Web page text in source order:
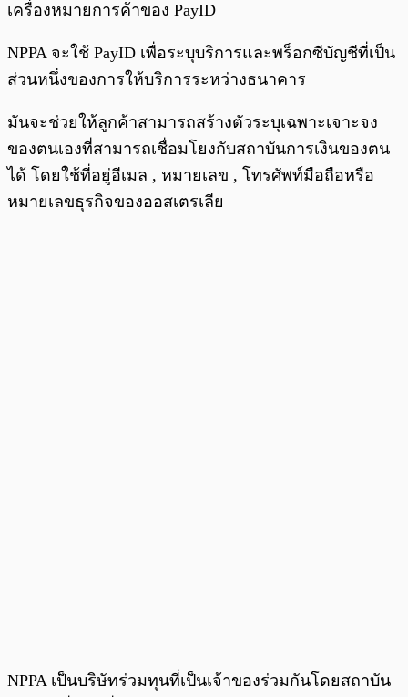
เครื่องหมายการค้าของ PayID
NPPA จะใช้ PayID เพื่อระบุบริการและพร็อกซีบัญชีที่เป็น
ส่วนหนึ่งของการให้บริการระหว่างธนาคาร
มันจะช่วยให้ลูกค้าสามารถสร้างตัวระบุเฉพาะเจาะจง
ของตนเองที่สามารถเชื่อมโยงกับสถาบันการเงินของตน
ได้ โดยใช้ที่อยู่อีเมล , หมายเลข , โทรศัพท์มือถือหรือ
หมายเลขธุรกิจของออสเตรเลีย
NPPA เป็นบริษัทร่วมทุนที่เป็นเจ้าของร่วมกันโดยสถาบัน